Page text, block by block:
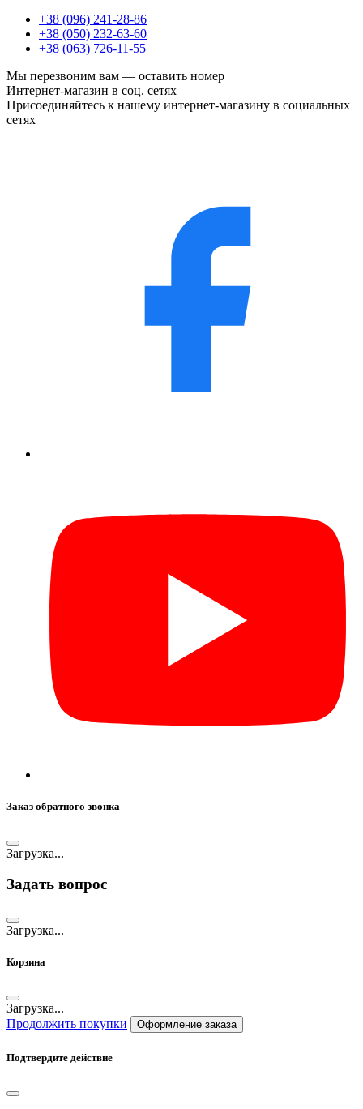
+38 (096) 241-28-86
+38 (050) 232-63-60
+38 (063) 726-11-55
Мы перезвоним вам — оставить номер
Интернет-магазин в соц. сетях
Присоединяйтесь к нашему интернет-магазину в социальных
сетях
Заказ обратного звонка
Загрузка...
Задать вопрос
Загрузка...
Корзина
Загрузка...
Продолжить покупки
Оформление заказа
Подтвердите действие